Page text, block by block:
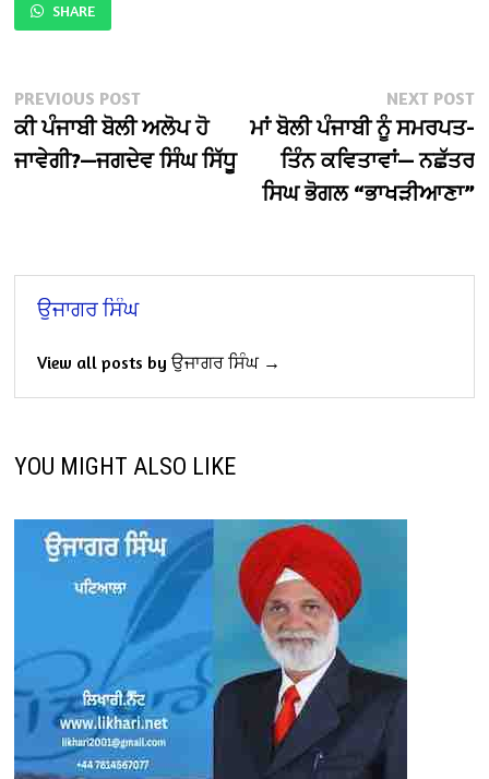
SHARE
Post
navigation
PREVIOUS POSTPrevious
post:
ਕੀ ਪੰਜਾਬੀ ਬੋਲੀ ਅਲੋਪ ਹੋ
ਜਾਵੇਗੀ?—ਜਗਦੇਵ ਸਿੰਘ ਸਿੱਧੂ
NEXT POST
ਮਾਂ ਬੋਲੀ ਪੰਜਾਬੀ ਨੂੰ ਸਮਰਪਤ-
ਤਿੰਨ ਕਵਿਤਾਵਾਂ— ਨਛੱਤਰ
ਸਿਘ ਭੋਗਲ “ਭਾਖੜੀਆਣਾ”
ਉਜਾਗਰ ਸਿੰਘ
View all posts by ਉਜਾਗਰ ਸਿੰਘ →
YOU MIGHT ALSO LIKE